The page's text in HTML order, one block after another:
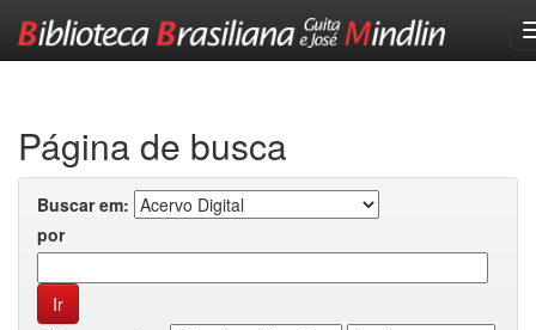
Página de busca
Buscar em:
por